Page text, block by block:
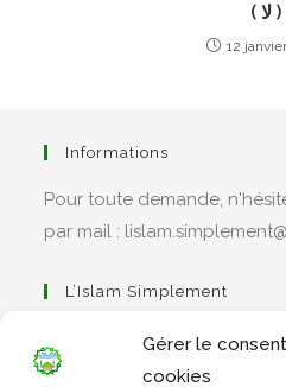
Gérer le
cookies
( لا )
12
Informations
Pour toute demande,
par mail :
L’Islam Simplement